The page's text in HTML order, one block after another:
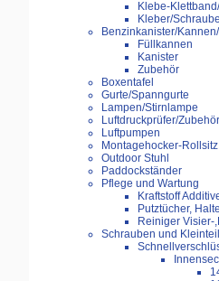
Klebe-
Kleber/
Benzinkanister/
Füllkannen
Kanister
Zubehör
Boxentafel
Gurte/Spanngurte
Lampen/Stirnlampe
Luftdruckprüfer/Zubehör
Luftpumpen
Montagehocker-Rollsitz
Outdoor Stuhl
Paddockständer
Pflege und Wartung
Kraftstoff
Putztücher,
Reiniger Visier-
Schrauben und